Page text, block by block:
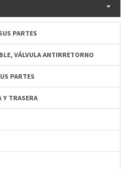
PARTES
VÁLVULA ANTIRRETORNO
PARTES
Y TRASERA